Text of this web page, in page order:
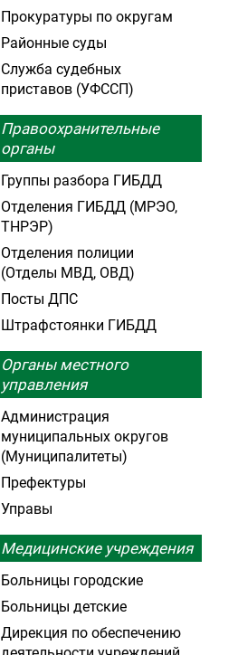
Прокуратуры по округам
Районные суды
Служба судебных
приставов (УФССП)
Правоохранительные
органы
Группы разбора ГИБДД
Отделения ГИБДД (МРЭО,
ТНРЭР)
Отделения полиции
(Отделы МВД, ОВД)
Посты ДПС
Штрафстоянки ГИБДД
Органы местного
управления
Администрация
муниципальных округов
(Муниципалитеты)
Префектуры
Управы
Медицинские учреждения
Больницы городские
Больницы детские
Дирекция по обеспечению